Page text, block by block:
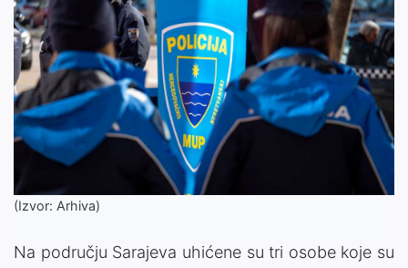
(Izvor: Arhiva)
Na području Sarajeva uhićene su tri osobe koje su